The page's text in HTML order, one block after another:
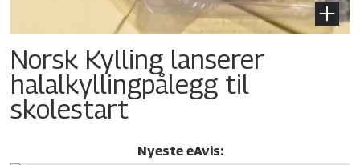
Norsk Kylling lanserer
halalkylling­pålegg til
skolestart
Nyeste eAvis: